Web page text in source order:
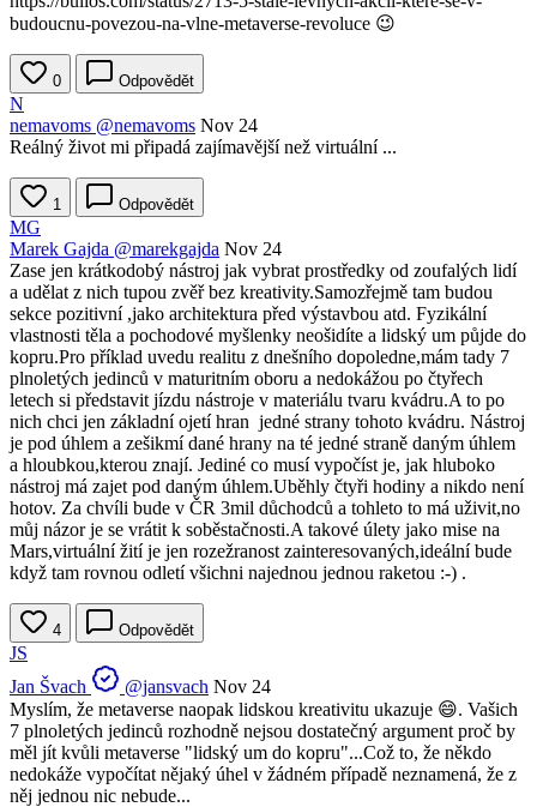
budoucnu-povezou-na-vlne-metaverse-revoluce 😉
0 Odpovědět
N
nemavoms @nemavoms Nov 24
Reálný život mi připadá zajímavější než virtuální ...
1 Odpovědět
MG
Marek Gajda @marekgajda Nov 24
Zase jen krátkodobý nástroj jak vybrat prostředky od zoufalých lidí
a udělat z nich tupou zvěř bez kreativity.Samozřejmě tam budou
sekce pozitivní ,jako architektura před výstavbou atd. Fyzikální
vlastnosti těla a pochodové myšlenky neošidíte a lidský um půjde do
kopru.Pro příklad uvedu realitu z dnešního dopoledne,mám tady 7
plnoletých jedinců v maturitním oboru a nedokážou po čtyřech
letech si představit jízdu nástroje v materiálu tvaru kvádru.A to po
nich chci jen základní ojetí hran jedné strany tohoto kvádru. Nástroj
je pod úhlem a zešikmí dané hrany na té jedné straně daným úhlem
a hloubkou,kterou znají. Jediné co musí vypočíst je, jak hluboko
nástroj má zajet pod daným úhlem.Uběhly čtyři hodiny a nikdo není
hotov. Za chvíli bude v ČR 3mil důchodců a tohleto to má uživit,no
můj názor je se vrátit k soběstačnosti.A takové úlety jako mise na
Mars,virtuální žití je jen rozežranost zainteresovaných,ideální bude
když tam rovnou odletí všichni najednou jednou raketou :-) .
4 Odpovědět
JS
Jan Švach
@jansvach Nov 24
Myslím, že metaverse naopak lidskou kreativitu ukazuje 😄. Vašich
7 plnoletých jedinců rozhodně nejsou dostatečný argument proč by
měl jít kvůli metaverse "lidský um do kopru"...Což to, že někdo
nedokáže vypočítat nějaký úhel v žádném případě neznamená, že z
něj jednou nic nebude...